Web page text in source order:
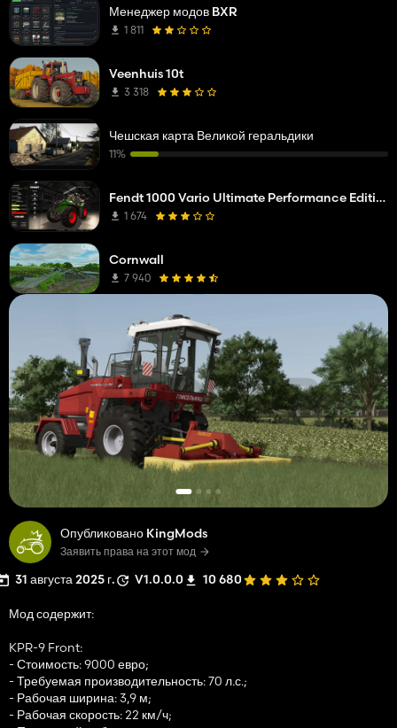
Опубликовано KingMods
Заявить права на этот мод
31 августа 2025 г. V1.0.0.0 10 680
Мод содержит:
KPR-9 Front:
- Стоимость: 9000 евро;
- Требуемая производительность: 70 л.с.;
- Рабочая ширина: 3,9 м;
- Рабочая скорость: 22 км/ч;
Менеджер модов BXR
1 811
Veenhuis 10t
3 318
Чешская карта Великой геральдики
11%
Fendt 1000 Vario Ultimate Performance Edition
1 674
Cornwall
7 940